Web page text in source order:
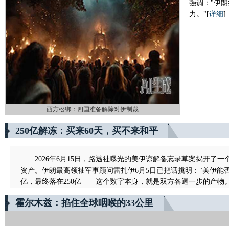
西方松绑：四国准备解除对伊制裁
强调："伊
力。" [详细]
250亿解冻：买来60天，买不来和平
2026年6月15日，路透社曝光的美伊谅解备忘录草案揭开了
资产。伊朗最高领袖军事顾问雷扎伊6月5日已把话挑明："美伊
亿，最终落在250亿——这个数字本身，就是双方各退一步的产物
霍尔木兹：掐住全球咽喉的33公里